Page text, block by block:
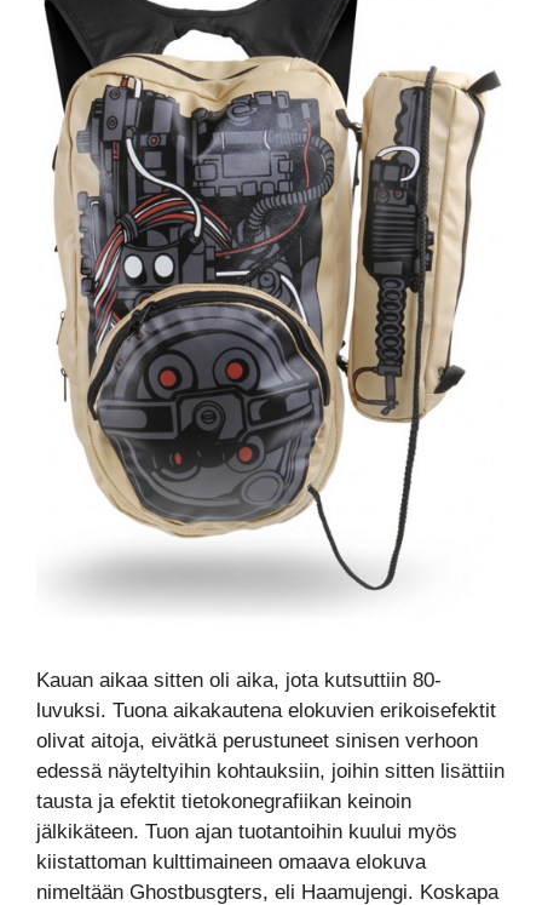
Kauan aikaa sitten oli aika, jota kutsuttiin 80-
luvuksi. Tuona aikakautena elokuvien erikoisefektit
olivat aitoja, eivätkä perustuneet sinisen verhoon
edessä näyteltyihin kohtauksiin, joihin sitten lisättiin
tausta ja efektit tietokonegrafiikan keinoin
jälkikäteen. Tuon ajan tuotantoihin kuului myös
kiistattoman kulttimaineen omaava elokuva
nimeltään Ghostbusgters, eli Haamujengi. Koskapa